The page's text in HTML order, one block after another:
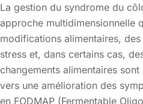
La gestion du syndrome du
approche multidimensionnelle
modifications alimentaires,
stress et, dans certains cas,
changements alimentaires
vers une amélioration des
en FODMAP (Fermentable